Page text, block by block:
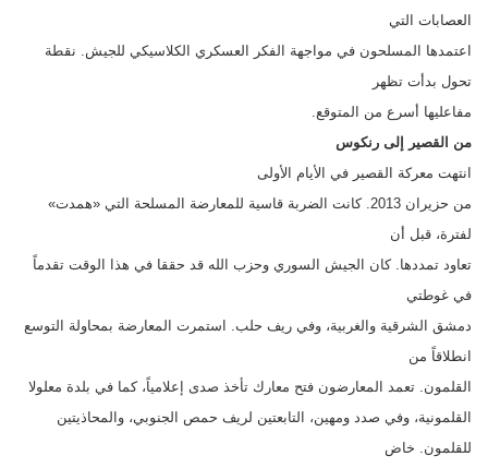
العصابات التي
اعتمدها المسلحون في مواجهة الفكر العسكري الكلاسيكي للجيش. نقطة
تحول بدأت تظهر
مفاعليها أسرع من المتوقع.
من القصير إلى رنكوس
انتهت معركة القصير في الأيام الأولى
من حزيران 2013. كانت الضربة قاسية للمعارضة المسلحة التي «همدت»
لفترة، قبل أن
تعاود تمددها. كان الجيش السوري وحزب الله قد حققا في هذا الوقت تقدماً
في غوطتي
دمشق الشرقية والغربية، وفي ريف حلب. استمرت المعارضة بمحاولة التوسع
انطلاقاً من
القلمون. تعمد المعارضون فتح معارك تأخذ صدى إعلامياً، كما في بلدة معلولا
القلمونية، وفي صدد ومهين، التابعتين لريف حمص الجنوبي، والمحاذيتين
للقلمون. خاض